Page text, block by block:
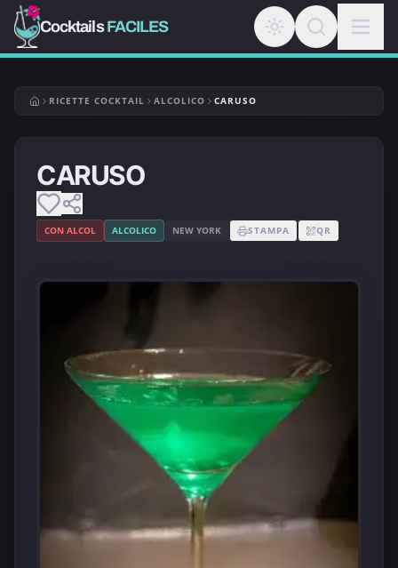
CocktailsFACILES
RICETTE COCKTAIL ALCOLICO CARUSO
CARUSO
CON ALCOL ALCOLICO NEW YORK STAMPA QR